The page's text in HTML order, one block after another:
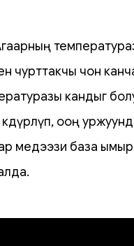
чурттакчы чон
кандыг
ооң
медээзи база